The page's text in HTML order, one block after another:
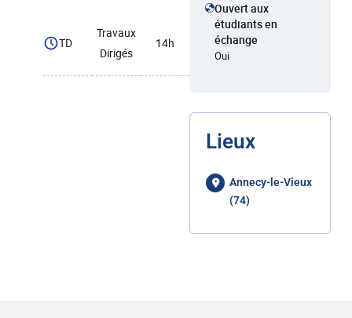
TD
Travaux
Dirigés
14h
Ouvert aux
étudiants en
échange
Oui
Lieux
Annecy-le-Vieux
(74)